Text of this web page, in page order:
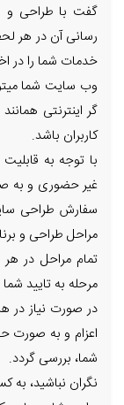
گفت با طراحی و
رسانی آن در هر
خدمات شما را در
وب سایت شما
گر اینترنتی
کاربران باشد.
با توجه به
غیر حضوری و به
سفارش طراحی
مراحل طراحی و
تمام مراحل در
مرحله به تایید
در صورت نیاز در
اعزام و به صورت
شما، بررسی گردد.
نگران نباشید،